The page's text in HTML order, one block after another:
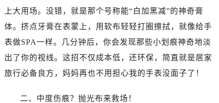
武汉市江汉区解放大道686号世界贸易大厦38层09室（需提前预约）
南宁市青秀区金湖路59号地王大厦12楼1224室（需提前预约）
合肥市蜀山区潜山路111号万象城华润大厦B座12楼03室（需提前预约）
烟台市芝罘区胜利路139号万达金融中心A座907室（需提前预约）
上大用场。没错，就是那个号称能“白加黑减”的神奇膏
体。挤点牙膏在表蒙上，用软布轻轻打圈擦拭，就像给手
表做SPA一样。几分钟后，你会发现那些小划痕神奇地淡
出了你的视线。这招不仅成本低，还环保，简直就是居家
旅行必备良方，妈妈再也不用担心我的手表没面子了！
二、中度伤痕？抛光布来救场！